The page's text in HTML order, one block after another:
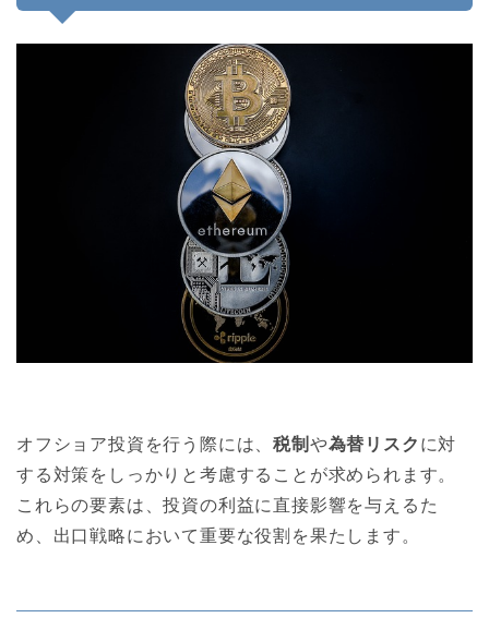
オフショア投資を行う際には、税制 や為替リスク に対
する対策をしっかりと考慮することが求められます。
これらの要素は、投資の利益に直接影響を与えるた
め、出口戦略において重要な役割を果たします。